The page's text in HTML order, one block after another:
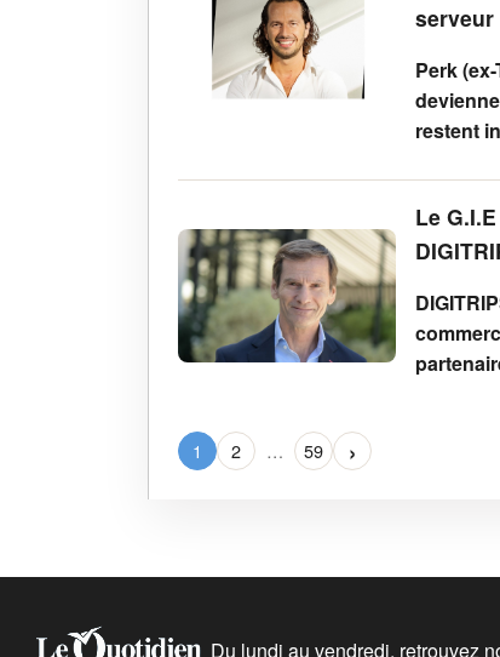
serveur
Perk
restent
Le
1 2 … 59 ›
Du lundi au vendredi, retrouvez